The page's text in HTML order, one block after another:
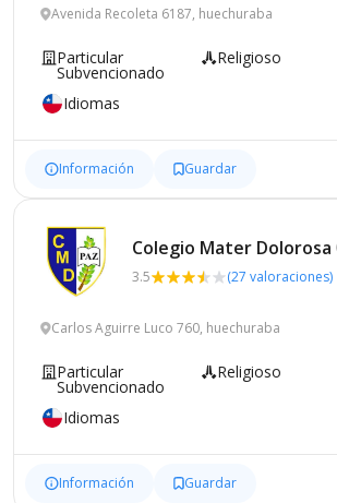
Avenida Recoleta 6187, huechuraba
Particular
Subvencionado
Religioso
Idiomas
Información Guardar
Colegio Mater Dolorosa
3.5 (27 valoraciones)
Carlos Aguirre Luco 760, huechuraba
Particular
Subvencionado
Religioso
Idiomas
Información Guardar